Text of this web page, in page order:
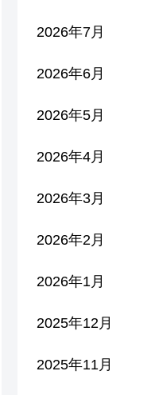
2026年7月
2026年6月
2026年5月
2026年4月
2026年3月
2026年2月
2026年1月
2025年12月
2025年11月